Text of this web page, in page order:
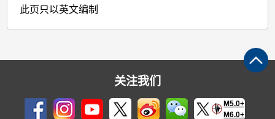
此页只以英文编制
关注我们
M5.0+
M6.0+